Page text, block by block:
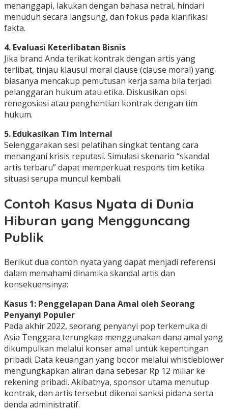
menanggapi, lakukan dengan bahasa netral, hindari
menuduh secara langsung, dan fokus pada klarifikasi
fakta.
4. Evaluasi Keterlibatan Bisnis
Jika brand Anda terikat kontrak dengan artis yang
terlibat, tinjau klausul moral clause (clause moral) yang
biasanya mencakup pemutusan kerja sama bila terjadi
pelanggaran hukum atau etika. Diskusikan opsi
renegosiasi atau penghentian kontrak dengan tim
hukum.
5. Edukasikan Tim Internal
Selenggarakan sesi pelatihan singkat tentang cara
menangani krisis reputasi. Simulasi skenario “skandal
artis terbaru” dapat memperkuat respons tim ketika
situasi serupa muncul kembali.
Contoh Kasus Nyata di Dunia
Hiburan yang Mengguncang
Publik
Berikut dua contoh nyata yang dapat menjadi referensi
dalam memahami dinamika skandal artis dan
konsekuensinya:
Kasus 1: Penggelapan Dana Amal oleh Seorang
Penyanyi Populer
Pada akhir 2022, seorang penyanyi pop terkemuka di
Asia Tenggara terungkap menggunakan dana amal yang
dikumpulkan melalui konser amal untuk kepentingan
pribadi. Data keuangan yang bocor melalui whistleblower
mengungkapkan aliran dana sebesar Rp 12 miliar ke
rekening pribadi. Akibatnya, sponsor utama menutup
kontrak, dan artis tersebut dikenai sanksi pidana serta
denda administratif.